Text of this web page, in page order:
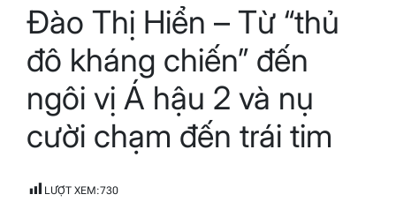
read
time
Đào Thị Hiển – Từ “thủ
đô kháng chiến” đến
ngôi vị Á hậu 2 và nụ
cười chạm đến trái tim
LƯỢT XEM:730